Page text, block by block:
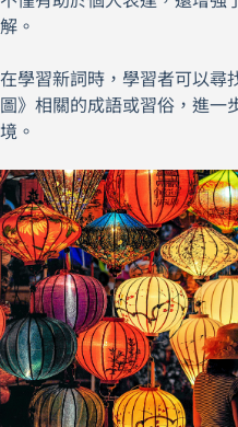
解。
在學習新詞時，學習者可以尋
圖》相關的成語或習俗，進一
境。